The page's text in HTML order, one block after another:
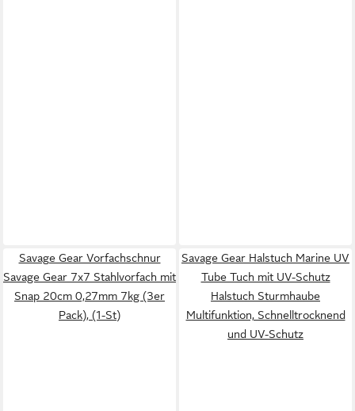
Savage Gear Vorfachschnur
Savage Gear 7x7 Stahlvorfach mit
Snap 20cm 0,27mm 7kg (3er
Pack), (1-St)
Savage Gear Halstuch Marine UV
Tube Tuch mit UV-Schutz
Halstuch Sturmhaube
Multifunktion, Schnelltrocknend
und UV-Schutz